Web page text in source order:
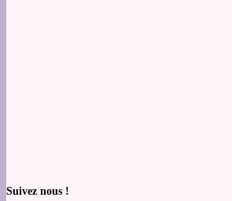
Suivez nous !